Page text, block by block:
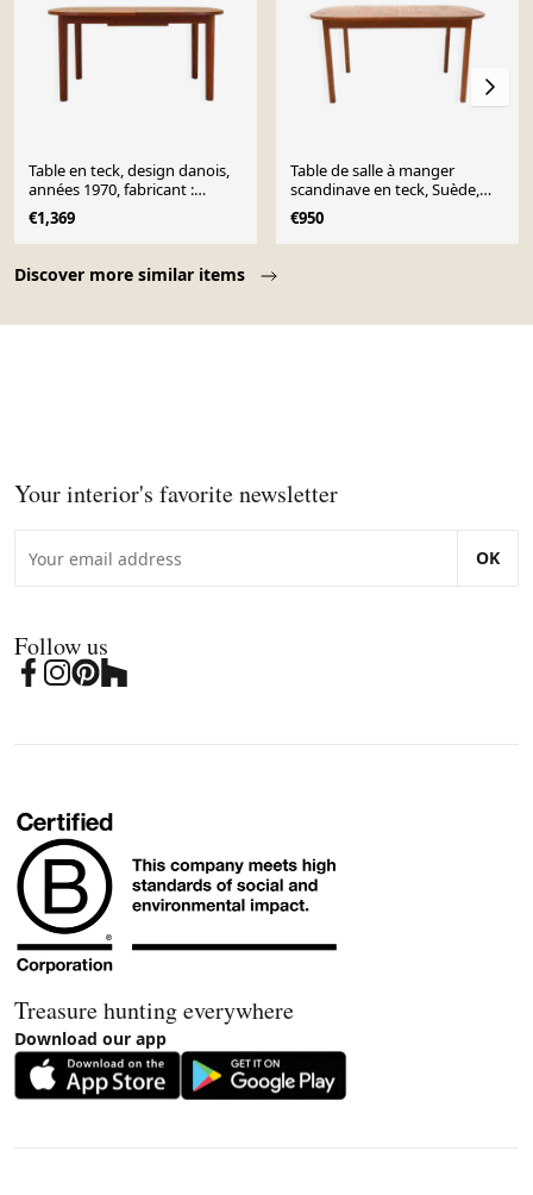
Discover more similar items
Table en teck, design danois,
années 1970, fabricant :
Farstrup Møbler
€1,369
Table de salle à manger
scandinave en teck, Suède,
1960
€950
Your interior's favorite newsletter
OK
Follow us
Treasure hunting everywhere
Download our app